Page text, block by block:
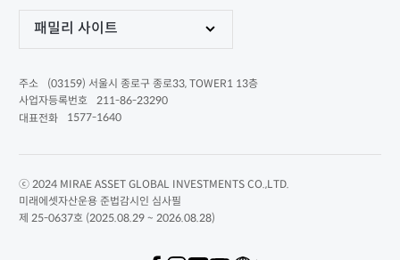
패밀리 사이트
주소
(03159) 서울시 종로구 종로33, TOWER1 13층
사업자등록번호
211-86-23290
대표전화
1577-1640
ⓒ 2024 MIRAE ASSET GLOBAL INVESTMENTS CO.,LTD.
미래에셋자산운용 준법감시인 심사필
제 25-0637호 (2025.08.29 ~ 2026.08.28)